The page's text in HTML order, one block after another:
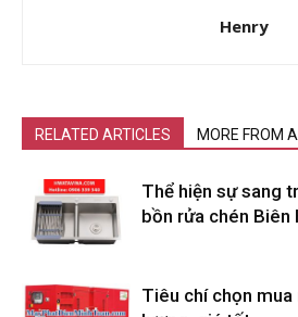
Henry
RELATED ARTICLES MORE FROM
Thể hiện sự sang
bồn rửa chén Biên
Tiêu chí chọn